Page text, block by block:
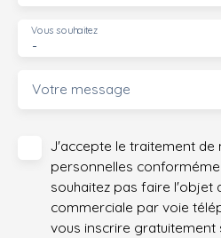
-
Vous souhaitez
Votre message
J'accepte le traitement de
personnelles
souhaitez pas faire l'objet
commerciale par voie
vous inscrire